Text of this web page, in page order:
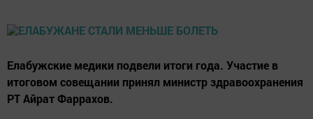
Елабужские медики подвели итоги года. Участие в
итоговом совещании принял министр здравоохранения
РТ Айрат Фаррахов.